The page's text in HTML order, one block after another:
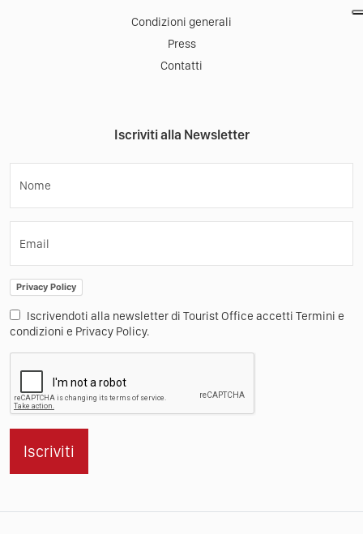
Condizioni generali
Press
Contatti
Iscriviti alla Newsletter
Nome
Email
Privacy Policy
Iscrivendoti alla newsletter di Tourist Office accetti Termini e
condizioni e Privacy Policy.
Iscriviti